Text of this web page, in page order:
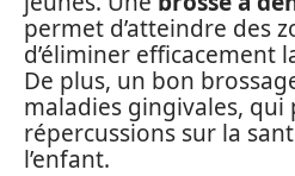
permet d’atteindre des
d’éliminer efficacement
De plus, un bon
maladies gingivales, qui
répercussions sur la
l’enfant.